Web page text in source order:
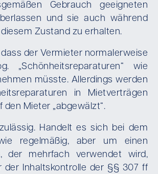
Gebrauch geeigneten
und sie auch während
Zustand zu erhalten.
der Vermieter normalerweise
„Schönheitsreparaturen“ wie
müsste. Allerdings werden
in Mietverträgen
den Mieter „abgewälzt“.
Handelt es sich bei dem
regelmäßig, aber um einen
der mehrfach verwendet wird,
der Inhaltskontrolle der §§ 307 ff